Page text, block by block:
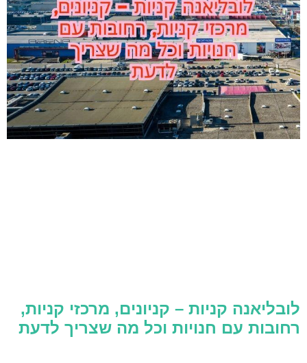
לובליאנה קניות – קניונים, מרכזי קניות,
רחובות עם חנויות וכל מה שצריך לדעת